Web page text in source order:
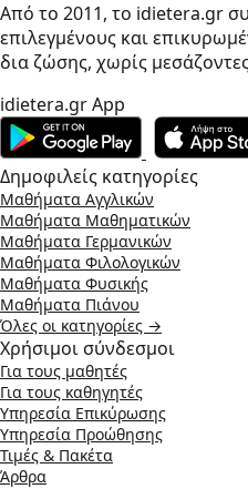
Από το 2011, το idietera.gr
επιλεγμένους και
δια ζώσης, χωρίς
idietera.gr App
Δημοφιλείς κατηγορίες
Μαθήματα Αγγλικών
Μαθήματα Μαθηματικών
Μαθήματα Γερμανικών
Μαθήματα Φιλολογικών
Μαθήματα Φυσικής
Μαθήματα Πιάνου
Όλες οι κατηγορίες →
Χρήσιμοι σύνδεσμοι
Για τους μαθητές
Για τους καθηγητές
Υπηρεσία Επικύρωσης
Υπηρεσία Προώθησης
Τιμές & Πακέτα
Άρθρα